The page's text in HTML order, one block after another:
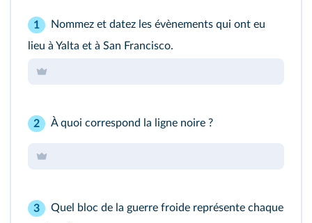
1
Nommez et datez les évènements qui ont eu
lieu à Yalta et à San Francisco.
2 À quoi correspond la ligne noire ?
3
Quel bloc de la guerre froide représente chaque